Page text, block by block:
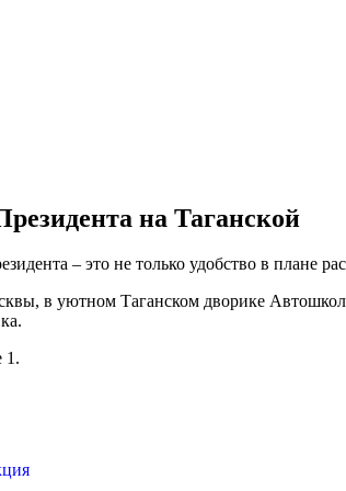
на Таганской
– это не только удобство в плане
в уютном Таганском дворике
1.